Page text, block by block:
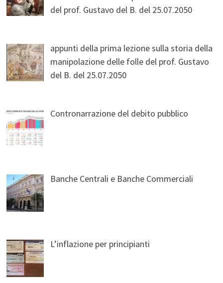
del prof. Gustavo del B. del 25.07.2050
appunti della prima lezione sulla storia della
manipolazione delle folle del prof. Gustavo
del B. del 25.07.2050
Contronarrazione del debito pubblico
Banche Centrali e Banche Commerciali
L’inflazione per principianti